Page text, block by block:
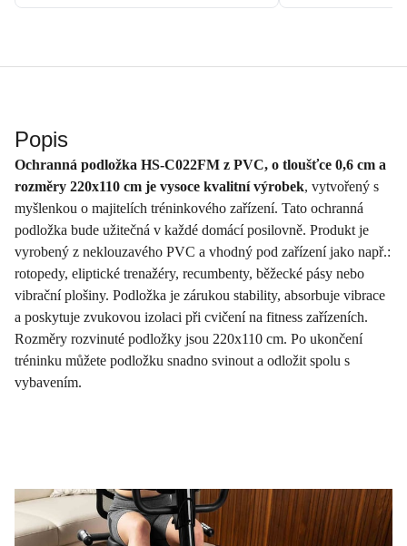
Popis
Ochranná podložka HS-C022FM z PVC, o tloušťce 0,6 cm a
rozměry 220x110 cm je vysoce kvalitní výrobek, vytvořený s
myšlenkou o majitelích tréninkového zařízení. Tato ochranná
podložka bude užitečná v každé domácí posilovně. Produkt je
vyrobený z neklouzavého PVC a vhodný pod zařízení jako např.:
rotopedy, eliptické trenažéry, recumbenty, běžecké pásy nebo
vibrační plošiny. Podložka je zárukou stability, absorbuje vibrace
a poskytuje zvukovou izolaci při cvičení na fitness zařízeních.
Rozměry rozvinuté podložky jsou 220x110 cm. Po ukončení
tréninku můžete podložku snadno svinout a odložit spolu s
vybavením.